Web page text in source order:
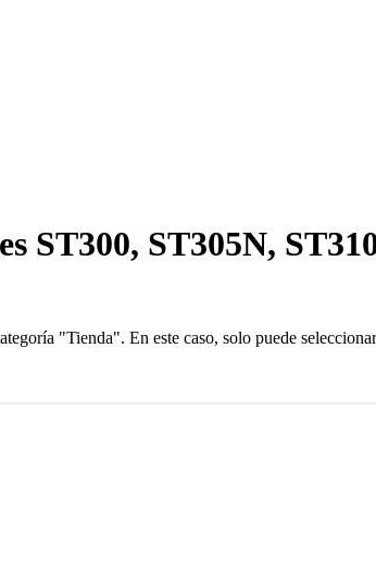
ST300, ST305N,
"Tienda". En este caso, solo puede